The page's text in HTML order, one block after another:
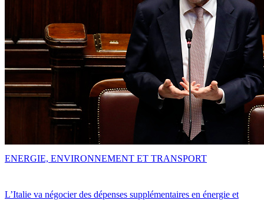
L’Italie va négocier des dépenses supplémentaires en énergie et
ENERGIE, ENVIRONNEMENT ET TRANSPORT